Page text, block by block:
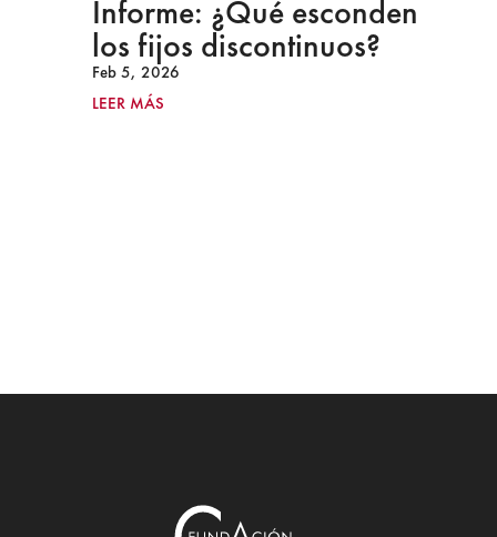
Informe: ¿Qué esconden
los fijos discontinuos?
Feb 5, 2026
LEER MÁS